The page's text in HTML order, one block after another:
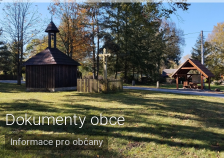
Dokumenty obce
Informace pro občany